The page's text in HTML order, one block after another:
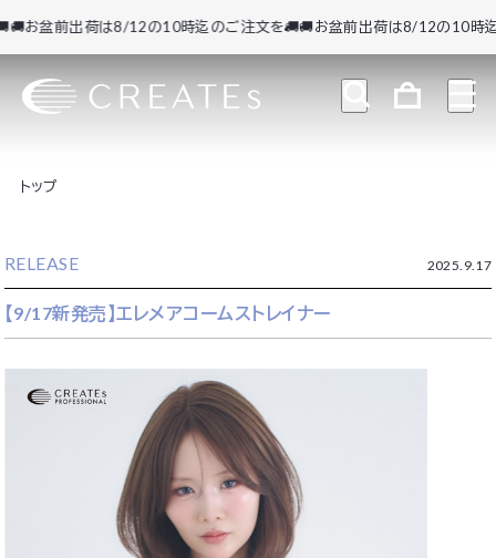
お盆前出荷は8/12の10時迄のご注文を🚚🚚お盆前出荷は8/12の10時迄
トップ
RELEASE 2025.9.17
【9/17新発売】エレメアコームストレイナー